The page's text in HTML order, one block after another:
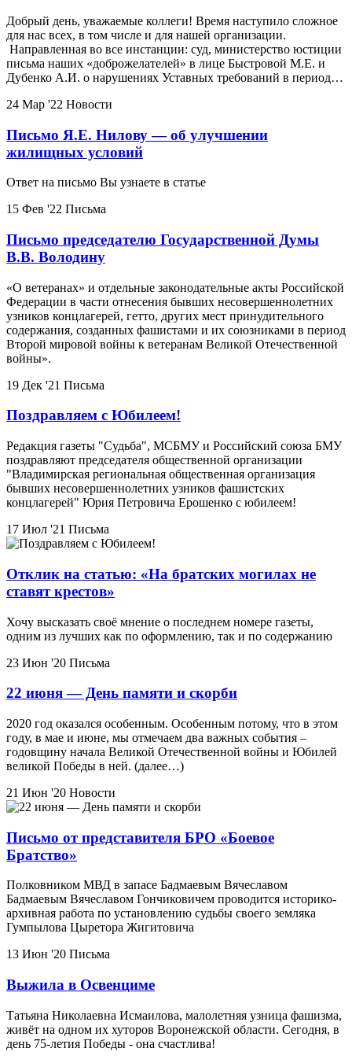
Добрый день, уважаемые коллеги! Время наступило сложное
для нас всех, в том числе и для нашей организации.
Направленная во все инстанции: суд, министерство юстиции
письма наших «доброжелателей» в лице Быстровой М.Е. и
Дубенко А.И. о нарушениях Уставных требований в период…
24 Мар '22 Новости
Письмо Я.Е. Нилову — об улучшении
жилищных условий
Ответ на письмо Вы узнаете в статье
15 Фев '22 Письма
Письмо председателю Государственной Думы
В.В. Володину
«О ветеранах» и отдельные законодательные акты Российской
Федерации в части отнесения бывших несовершеннолетних
узников концлагерей, гетто, других мест принудительного
содержания, созданных фашистами и их союзниками в период
Второй мировой войны к ветеранам Великой Отечественной
войны».
19 Дек '21 Письма
Поздравляем с Юбилеем!
Редакция газеты "Судьба", МСБМУ и Российский союза БМУ
поздравляют председателя общественной организации
"Владимирская региональная общественная организация
бывших несовершеннолетних узников фашистских
концлагерей" Юрия Петровича Ерошенко с юбилеем!
17 Июл '21 Письма
Отклик на статью: «На братских могилах не
ставят крестов»
Хочу высказать своё мнение о последнем номере газеты,
одним из лучших как по оформлению, так и по содержанию
23 Июн '20 Письма
22 июня — День памяти и скорби
2020 год оказался особенным. Особенным потому, что в этом
году, в мае и июне, мы отмечаем два важных события –
годовщину начала Великой Отечественной войны и Юбилей
великой Победы в ней. (далее…)
21 Июн '20 Новости
Письмо от представителя БРО «Боевое
Братство»
Полковником МВД в запасе Бадмаевым Вячеславом
Бадмаевым Вячеславом Гончиковичем проводится историко-
архивная работа по установлению судьбы своего земляка
Гумпылова Цыретора Жигитовича
13 Июн '20 Письма
Выжила в Освенциме
Татьяна Николаевна Исмаилова, малолетняя узница фашизма,
живёт на одном их хуторов Воронежской области. Сегодня, в
день 75-летия Победы - она счастлива!